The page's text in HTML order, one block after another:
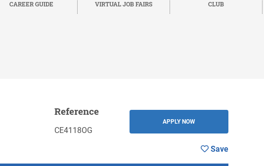
CAREER GUIDE VIRTUAL JOB FAIRS CLUB
Save
Reference
CE4118OG
APPLY NOW
Save